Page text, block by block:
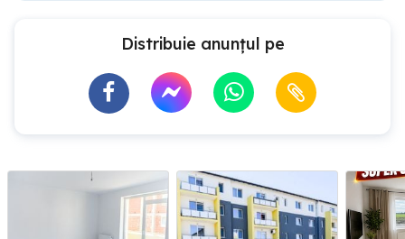
Distribuie anunțul pe